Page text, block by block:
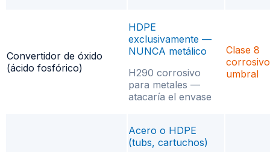
Convertidor de óxido
(ácido fosfórico)
HDPE
exclusivamente —
NUNCA metálico
H290 corrosivo
para metales —
atacaría el envase
Clase 8
umbral
Acero o HDPE
(tubs, cartuchos)